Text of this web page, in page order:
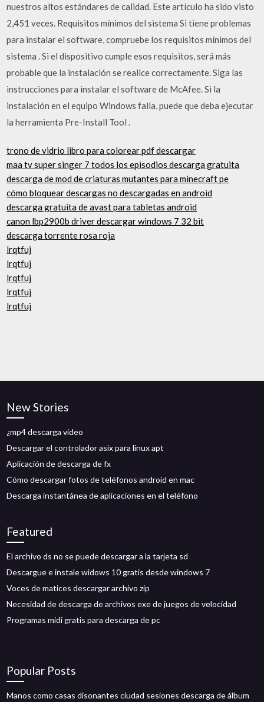
nuestros altos estándares de calidad. Este artículo ha sido visto
2,451 veces. Requisitos mínimos del sistema Si tiene problemas
para instalar el software, compruebe los requisitos mínimos del
sistema . Si el dispositivo cumple esos requisitos, será más
probable que la instalación se realice correctamente. Siga las
instrucciones para instalar el software de McAfee. Si la
instalación en el equipo Windows falla, puede que deba ejecutar
la herramienta Pre-Install Tool .
trono de vidrio libro para colorear pdf descargar
maa tv super singer 7 todos los episodios descarga gratuita
descarga de mod de criaturas mutantes para minecraft pe
cómo bloquear descargas no descargadas en android
descarga gratuita de avast para tabletas android
canon lbp2900b driver descargar windows 7 32 bit
descarga torrente rosa roja
lrqtfuj
lrqtfuj
lrqtfuj
lrqtfuj
lrqtfuj
New Stories
¿mp4 descarga video
Descargar el controlador asix para linux apt
Aplicación de descarga de fx
Cómo descargar fotos de teléfonos android en mac
Descarga instantánea de aplicaciones en el teléfono
Featured
El archivo ds no se puede descargar a la tarjeta sd
Descargue e instale widows 10 gratis desde windows 7
Voces de matices descargar archivo zip
Necesidad de descarga de archivos exe de juegos de velocidad
Programas midi gratis para descarga de pc
Popular Posts
Manos como casas disonantes ciudad sesiones descarga de álbum